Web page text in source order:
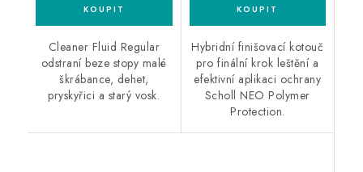
Cleaner Fluid Regular
odstraní beze stopy malé
škrábance, dehet,
pryskyřici a starý vosk.
Hybridní finišovací kotouč
pro finální krok leštění a
efektivní aplikaci ochrany
Scholl NEO Polymer
Protection.